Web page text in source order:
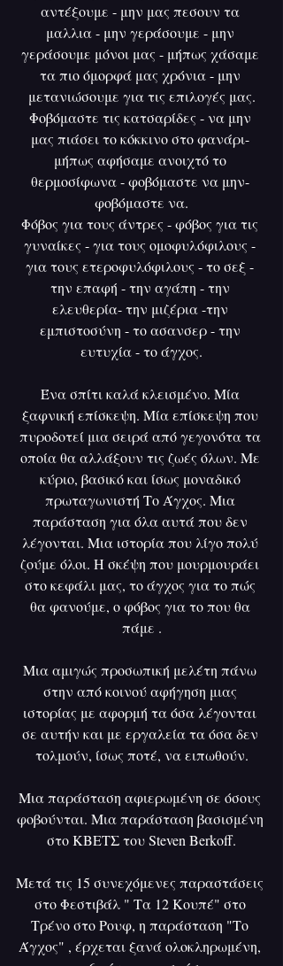
αντέξουμε - μην μας πεσουν τα
μαλλια - μην γεράσουμε - μην
γεράσουμε μόνοι μας - μήπως χάσαμε
τα πιο όμορφά μας χρόνια - μην
μετανιώσουμε για τις επιλογές μας.
Φοβόμαστε τις κατσαρίδες - να μην
μας πιάσει το κόκκινο στο φανάρι-
μήπως αφήσαμε ανοιχτό το
θερμοσίφωνα - φοβόμαστε να μην-
φοβόμαστε να.
Φόβος για τους άντρες - φόβος για τις
γυναίκες - για τους ομοφυλόφιλους -
για τους ετεροφυλόφιλους - το σεξ -
την επαφή - την αγάπη - την
ελευθερία- την μιζέρια -την
εμπιστοσύνη - το ασανσερ - την
ευτυχία - το άγχος.
Ένα σπίτι καλά κλεισμένο. Μία
ξαφνική επίσκεψη. Μία επίσκεψη που
πυροδοτεί μια σειρά από γεγονότα τα
οποία θα αλλάξουν τις ζωές όλων. Με
κύριο, βασικό και ίσως μοναδικό
πρωταγωνιστή Το Άγχος. Μια
παράσταση για όλα αυτά που δεν
λέγονται. Μια ιστορία που λίγο πολύ
ζούμε όλοι. Η σκέψη που μουρμουράει
στο κεφάλι μας, το άγχος για το πώς
θα φανούμε, ο φόβος για το που θα
πάμε .
Μια αμιγώς προσωπική μελέτη πάνω
στην από κοινού αφήγηση μιας
ιστορίας με αφορμή τα όσα λέγονται
σε αυτήν και με εργαλεία τα όσα δεν
τολμούν, ίσως ποτέ, να ειπωθούν.
Μια παράσταση αφιερωμένη σε όσους
φοβούνται. Μια παράσταση βασισμένη
στο ΚΒΕΤΣ του Steven Berkoff.
Μετά τις 15 συνεχόμενες παραστάσεις
στο Φεστιβάλ " Τα 12 Κουπέ" στο
Τρένο στο Ρουφ, η παράσταση "Το
Άγχος" , έρχεται ξανά ολοκληρωμένη,